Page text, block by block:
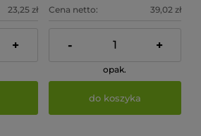
23,25 zł
+
Cena netto: 39,02 zł
- +
opak.
do koszyka